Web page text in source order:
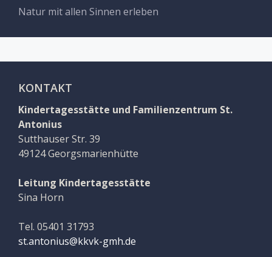
Natur mit allen Sinnen erleben
KONTAKT
Kindertagesstätte und Familienzentrum St.
Antonius
Sutthauser Str. 39
49124 Georgsmarienhütte
Leitung Kindertagesstätte
Sina Horn
Tel. 05401 31793
st.antonius@kkvk-gmh.de